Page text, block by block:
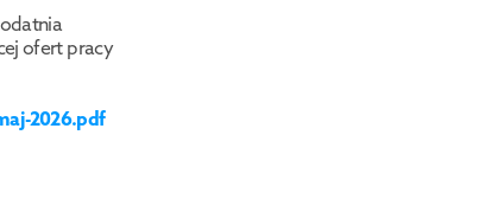
ofert pracy
2026.pdf